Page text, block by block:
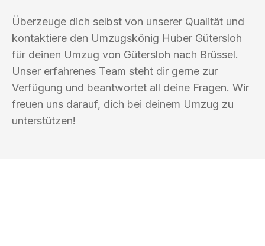
Überzeuge dich selbst von unserer Qualität und
kontaktiere den Umzugskönig Huber Gütersloh
für deinen Umzug von Gütersloh nach Brüssel.
Unser erfahrenes Team steht dir gerne zur
Verfügung und beantwortet all deine Fragen. Wir
freuen uns darauf, dich bei deinem Umzug zu
unterstützen!